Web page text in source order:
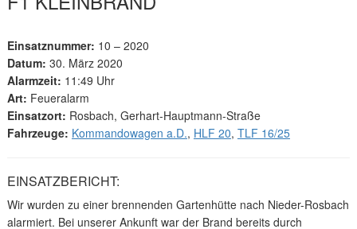
Einsatznummer: 10 – 2020
Datum: 30. März 2020
Alarmzeit: 11:49 Uhr
Art: Feueralarm
Einsatzort: Rosbach, Gerhart-Hauptmann-Straße
Fahrzeuge: Kommandowagen a.D., HLF 20, TLF 16/25
EINSATZBERICHT:
Wir wurden zu einer brennenden Gartenhütte nach Nieder-Rosbach
alarmiert. Bei unserer Ankunft war der Brand bereits durch